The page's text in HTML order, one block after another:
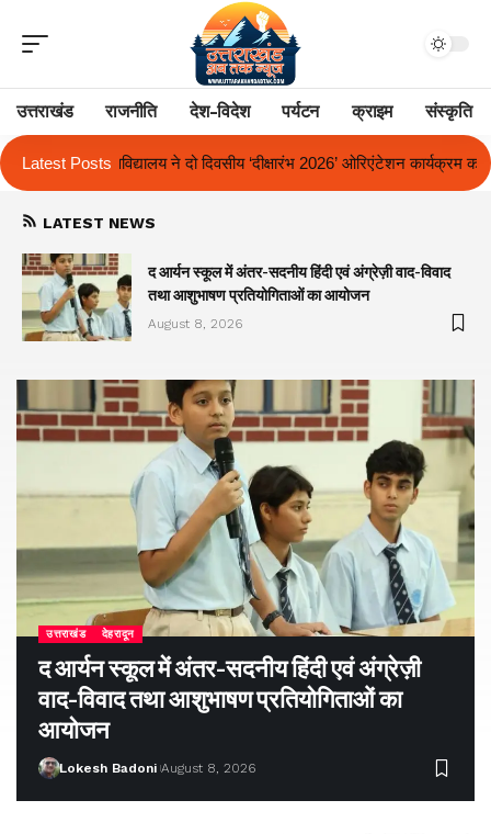
उत्तराखंड राजनीति देश-विदेश पर्यटन क्राइम संस्कृति
Latest Posts
‘दीक्षारंभ 2026’ ओरिएंटेशन कार्यक्रम का किया आयोजन एक साल से लंबित
LATEST NEWS
द आर्यन स्कूल में अंतर-सदनीय हिंदी एवं अंग्रेज़ी वाद-विवाद
तथा आशुभाषण प्रतियोगिताओं का आयोजन
August 8, 2026
उत्तराखंड देहरादून
द आर्यन स्कूल में अंतर-सदनीय हिंदी एवं अंग्रेज़ी
वाद-विवाद तथा आशुभाषण प्रतियोगिताओं का
आयोजन
Lokesh Badoni August 8, 2026